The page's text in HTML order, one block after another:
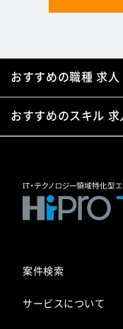
おすすめの職種 求人
おすすめのスキル
案件検索
サービスについて